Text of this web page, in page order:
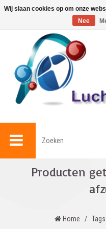
0
Producten
Home / Tags
Wij slaan cookies op om onze
Nee